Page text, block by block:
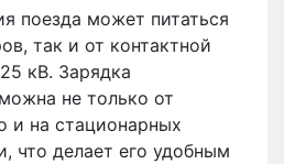
поезда может питаться
так и от контактной
кВ. Зарядка
не только от
и на стационарных
что делает его удобным